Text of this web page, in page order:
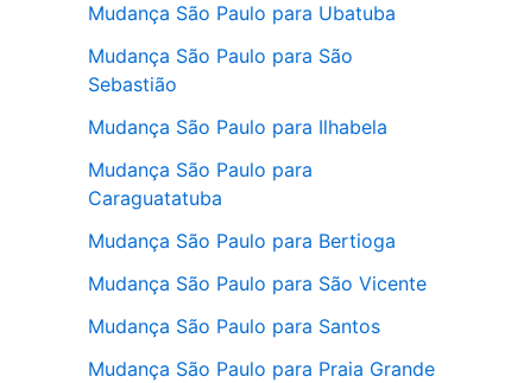
Mudança São Paulo para Ubatuba
Mudança São Paulo para São
Sebastião
Mudança São Paulo para Ilhabela
Mudança São Paulo para
Caraguatatuba
Mudança São Paulo para Bertioga
Mudança São Paulo para São Vicente
Mudança São Paulo para Santos
Mudança São Paulo para Praia Grande